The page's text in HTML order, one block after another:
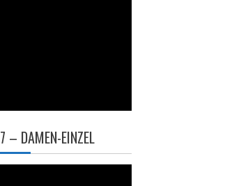
– DAMEN-EINZEL